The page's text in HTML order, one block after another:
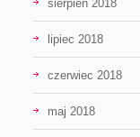
sierpień 2018
lipiec 2018
czerwiec 2018
maj 2018